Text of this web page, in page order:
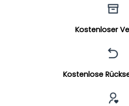
Kostenloser
Kostenlose